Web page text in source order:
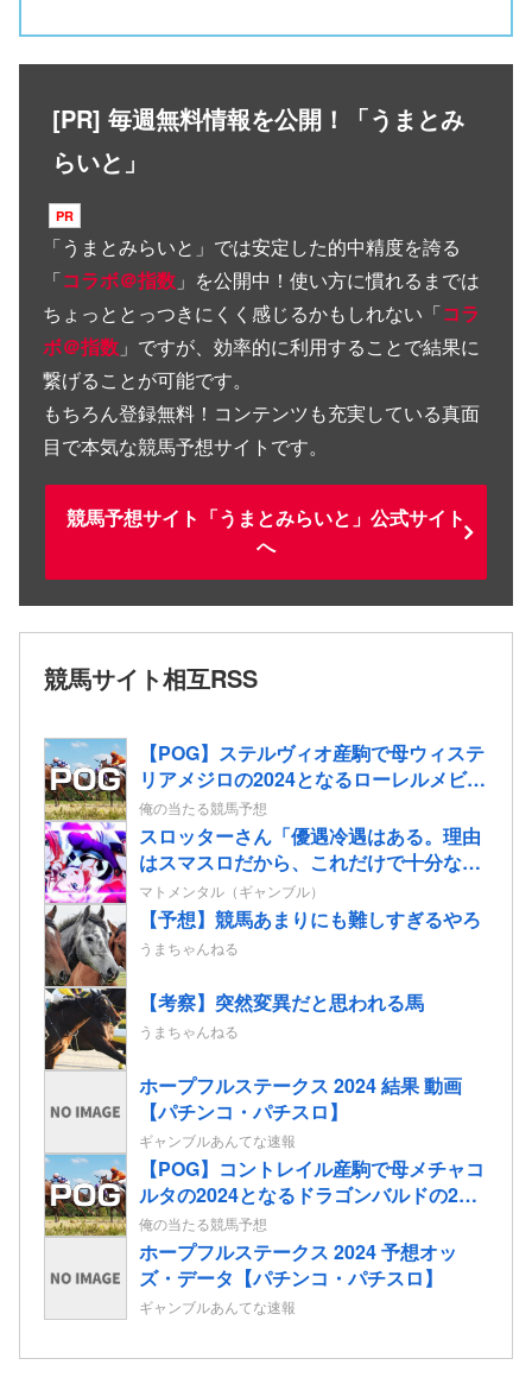
[PR] 毎週無料情報を公開！「うまとみ
らいと」
「うまとみらいと 」では安定した的中精度を誇る
「コラボ＠指数 」を公開中！使い方に慣れるまでは
ちょっととっつきにくく感じるかもしれない「コラ
ボ＠指数 」ですが、効率的に利用することで結果に
繋げることが可能です。
もちろん登録無料！コンテンツも充実している真面
目で本気な競馬予想サイトです。
競馬予想サイト「うまとみらいと」公式サイト
へ
競馬サイト相互RSS
【POG】ステルヴィオ産駒で母ウィステ
リアメジロの2024となるローレルメビウ
スの2歳情報
俺の当たる競馬予想
スロッターさん「優遇冷遇はある。理由
はスマスロだから、これだけで十分なん
だよね」
マトメンタル（ギャンブル）
【予想】競馬あまりにも難しすぎるやろ
うまちゃんねる
【考察】突然変異だと思われる馬
うまちゃんねる
ホープフルステークス 2024 結果 動画
【パチンコ・パチスロ】
ギャンブルあんてな速報
【POG】コントレイル産駒で母メチャコ
ルタの2024となるドラゴンバルドの2歳
情報
俺の当たる競馬予想
ホープフルステークス 2024 予想オッ
ズ・データ【パチンコ・パチスロ】
ギャンブルあんてな速報